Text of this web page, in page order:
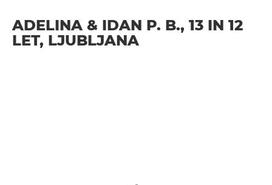
ADELINA & IDAN P. B., 13 IN 12
LET, LJUBLJANA